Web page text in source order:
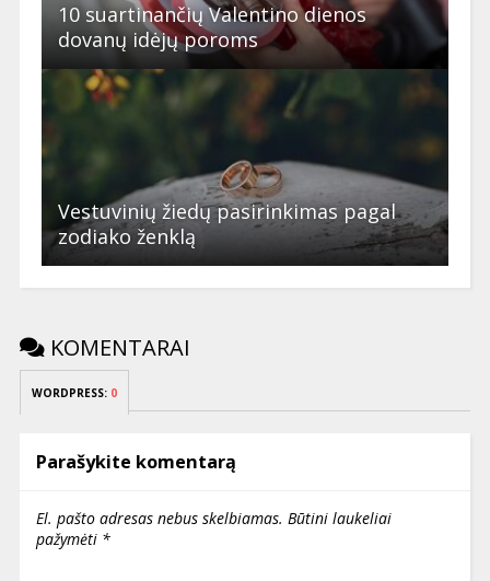
10 suartinančių Valentino dienos
dovanų idėjų poroms
Vestuvinių žiedų pasirinkimas pagal
zodiako ženklą
KOMENTARAI
WORDPRESS: 0
Parašykite komentarą
El. pašto adresas nebus skelbiamas. Būtini laukeliai
pažymėti *